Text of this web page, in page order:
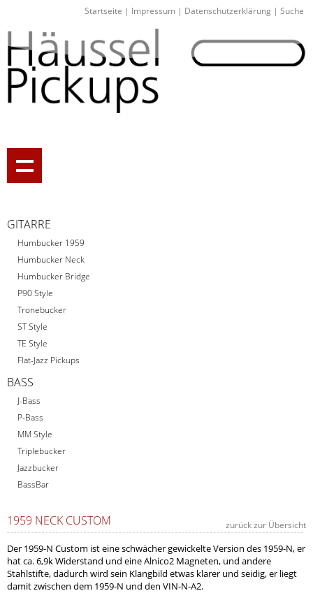
Startseite | Impressum | Datenschutzerklärung | Suche
GITARRE
Humbucker 1959
Humbucker Neck
Humbucker Bridge
P90 Style
Tronebucker
ST Style
TE Style
Flat-Jazz Pickups
BASS
J-Bass
P-Bass
MM Style
Triplebucker
Jazzbucker
BassBar
1959 NECK CUSTOM zurück zur Übersicht
Der 1959-N Custom ist eine schwächer gewickelte Version des 1959-N, er
hat ca. 6,9k Widerstand und eine Alnico2 Magneten, und andere
Stahlstifte, dadurch wird sein Klangbild etwas klarer und seidig, er liegt
damit zwischen dem 1959-N und den VIN-N-A2.